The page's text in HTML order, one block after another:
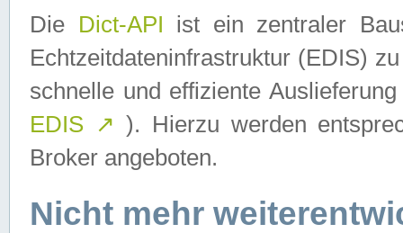
Die Dict-API ist ein zentraler
Echtzeitdateninfrastruktur (EDIS)
schnelle und effiziente
EDIS ↗ ). Hierzu werden
Broker angeboten.
Nicht mehr